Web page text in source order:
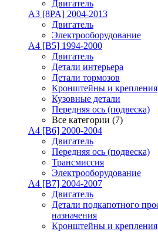
Двигатель
A3 [8PA] 2004-2013
Двигатель
Электрооборудование
A4 [B5] 1994-2000
Двигатель
Детали интерьера
Детали тормозов
Кронштейны и крепления
Кузовные детали
Передняя ось (подвеска)
Все категории (7)
A4 [B6] 2000-2004
Двигатель
Передняя ось (подвеска)
Трансмиссия
Электрооборудование
A4 [B7] 2004-2007
Двигатель
Детали подкапотного
назначения
Кронштейны и крепления